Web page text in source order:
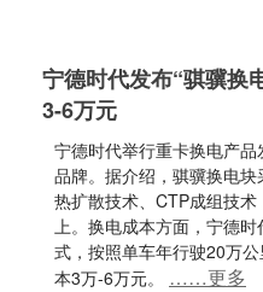
宁德时代发布“骐骥换
3-6万元
宁德时代举行重卡换电产品
品牌。据介绍，骐骥换电
热扩散技术、CTP成组技
上。换电成本方面，宁德
式，按照单车年行驶20万
本3万-6万元。 ……更多